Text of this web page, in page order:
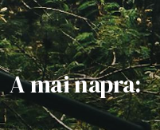
A mai napra: